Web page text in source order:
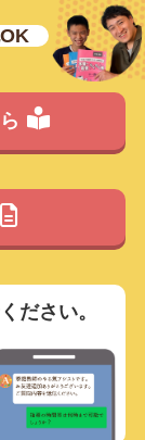
ださい。